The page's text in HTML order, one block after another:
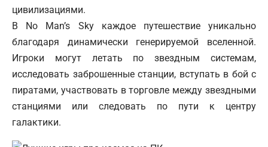
цивилизациями.
В No Man’s Sky каждое путешествие уникально
благодаря динамически генерируемой вселенной.
Игроки могут летать по звездным системам,
исследовать заброшенные станции, вступать в бой с
пиратами, участвовать в торговле между звездными
станциями или следовать по пути к центру
галактики.